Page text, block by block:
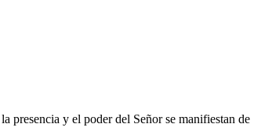
presencia y el poder del Señor se manifiestan de